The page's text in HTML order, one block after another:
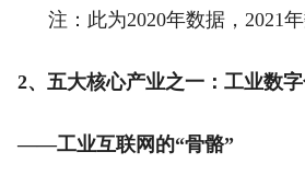
注：此为2020年数据，2021
2、五大核心产业之一：工业数
——工业互联网的“骨骼”